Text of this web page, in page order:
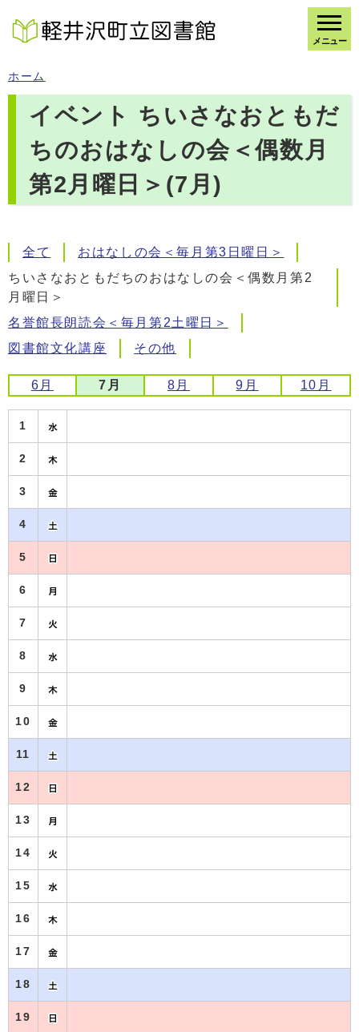
メニュー
ホーム
イベント ちいさなおともだ
ちのおはなしの会＜偶数月
第2月曜日＞(7月)
全て
おはなしの会＜毎月第3日曜日＞
ちいさなおともだちのおはなしの会＜偶数月第2
月曜日＞
名誉館長朗読会＜毎月第2土曜日＞
図書館文化講座
その他
6月 7月 8月 9月 10月
1
2
3
4
5
6
7
8
9
10
11
12
13
14
15
16
17
18
19